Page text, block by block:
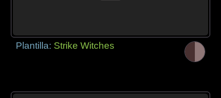
Plantilla: Strike Witches